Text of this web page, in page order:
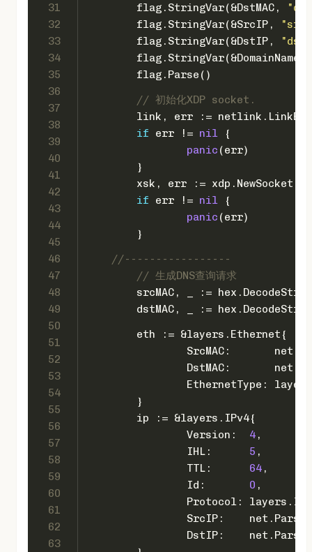
31
32
33
34
35
36
37
38
39
40
41
42
43
44
45
46
47
48
49
50
51
52
53
54
55
56
57
58
59
60
61
62
63
	flag.StringVar(&DstMAC,
	flag.StringVar(&SrcIP,
	flag.StringVar(&DstIP,
	flag.StringVar(&DomainName,
	flag.Parse()
// 初始化XDP socket.
link, err :=
if err != nil {
panic (err)
	}
xsk, err :=
if err != nil {
panic (err)
	}
//-----------------
// 生成DNS查询请求
srcMAC, _ :=
dstMAC, _ :=
	eth := &layers.Ethernet{
SrcMAC:
DstMAC:
EthernetType:
	}
	ip := &layers.IPv4{
		Version:
4 ,
		IHL:
5 ,
		TTL:
64 ,
		Id:
0 ,
Protocol:
SrcIP:
DstIP: